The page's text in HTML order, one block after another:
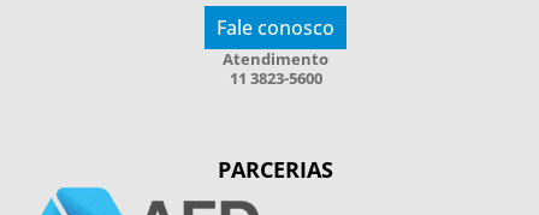
Fale conosco
Atendimento
11 3823-5600
PARCERIAS